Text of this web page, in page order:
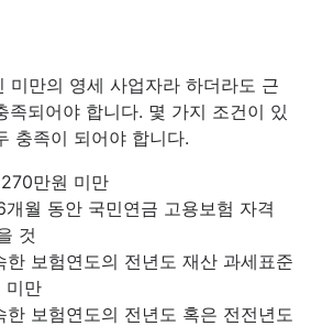
미만의 영세 사업자라 하더라도 근
족되어야 합니다. 몇 가지 조건이 있
충족이 되어야 합니다.
만원 미만
월 동안 국민연금 고용보험 자격
것
한 보험연도의 전년도 재산 과세표준
미만
한 보험연도의 전년도 혹은 전전년도